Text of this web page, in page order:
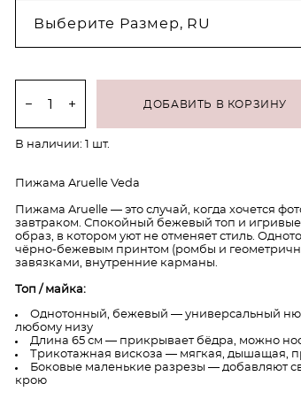
Выберите Размер, RU
В наличии: 1 шт.
ДОБАВИТЬ В КОРЗИНУ
Пижама Aruelle Veda
Пижама Aruelle — это случай, когда хочется
завтраком. Спокойный бежевый топ и
образ, в котором уют не отменяет стиль.
чёрно-бежевым принтом (ромбы и
завязками, внутренние карманы.
Топ / майка:
Однотонный, бежевый — универсальный
любому низу
Длина 65 см — прикрывает бёдра, можно
Трикотажная вискоза — мягкая, дышащая,
Боковые маленькие разрезы — добавляют
крою